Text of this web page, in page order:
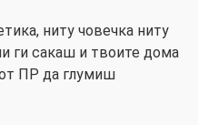
ниту човечка ниту
ги сакаш и твоите дома
ПР да глумиш